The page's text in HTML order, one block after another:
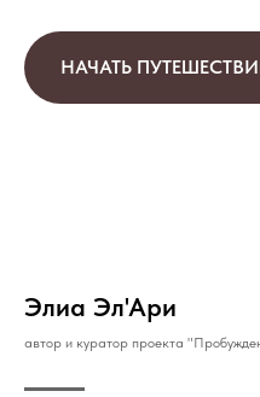
НАЧАТЬ
Элиа Эл'Ари
автор и куратор проекта